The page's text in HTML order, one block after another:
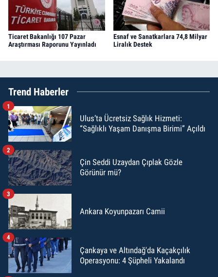
Ticaret Bakanlığı 107 Pazar
Araştırması Raporunu Yayınladı
Esnaf ve Sanatkarlara 74,8 Milyar
Liralık Destek
Trend Haberler
Ulus’ta Ücretsiz Sağlık Hizmeti:
“Sağlıklı Yaşam Danışma Birimi” Açıldı
1
Çin Seddi Uzaydan Çıplak Gözle
Görünür mü?
2
Ankara Koyunpazarı Camii
3
Çankaya ve Altındağ'da Kaçakçılık
Operasyonu: 4 Şüpheli Yakalandı
4